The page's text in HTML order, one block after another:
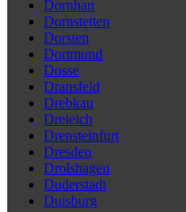
Dornhan
Dornstetten
Dorsten
Dortmund
Dosse
Dransfeld
Drebkau
Dreieich
Drensteinfurt
Dresden
Drolshagen
Duderstadt
Duisburg